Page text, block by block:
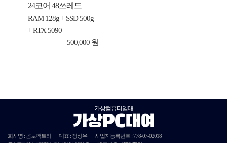
24코어 48쓰레드
RAM 128g + SSD 500g
+ RTX 5090
500,000 원
가상컴퓨터임대
가상PC대여
회사명 : 콤보팩트리 대표 : 정성우 사업자등록번호 :778-07-02018